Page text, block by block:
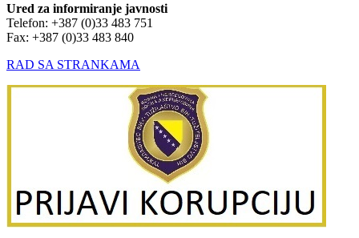
Ured za informiranje javnosti
Telefon: +387 (0)33 483 751
Fax: +387 (0)33 483 840
RAD SA STRANKAMA